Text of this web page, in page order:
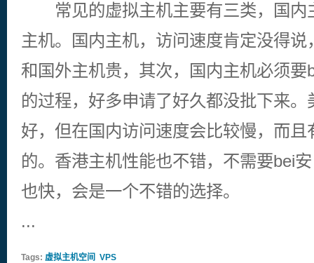
常见的虚拟主机主要有三类，国内
主机。国内主机，访问速度肯定没得
和国外主机贵，其次，国内主机必须要
的过程，好多申请了好久都没批下来
好，但在国内访问速度会比较慢，而
的。香港主机性能也不错，不需要bei
也快，会是一个不错的选择。
...
Tags: 虚拟主机空间 VPS